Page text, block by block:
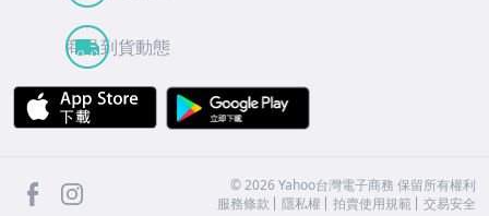
商品到貨動態
APP Store
facebook ©2026 Yahoo台灣電子商務 保留所有權利
服務條款
隱私權 拍賣使用規範 交易安全